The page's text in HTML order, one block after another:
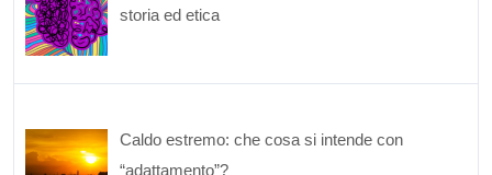
storia ed etica
Caldo estremo: che cosa si intende con
“adattamento”?